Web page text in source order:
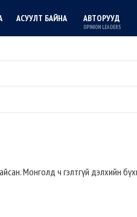
АСУУЛТ БАЙНА АВТОРУУД
OPINION LEADERS
Монголд ч гэлтгүй дэлхийн